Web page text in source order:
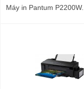
Máy in Pantum P2200W...